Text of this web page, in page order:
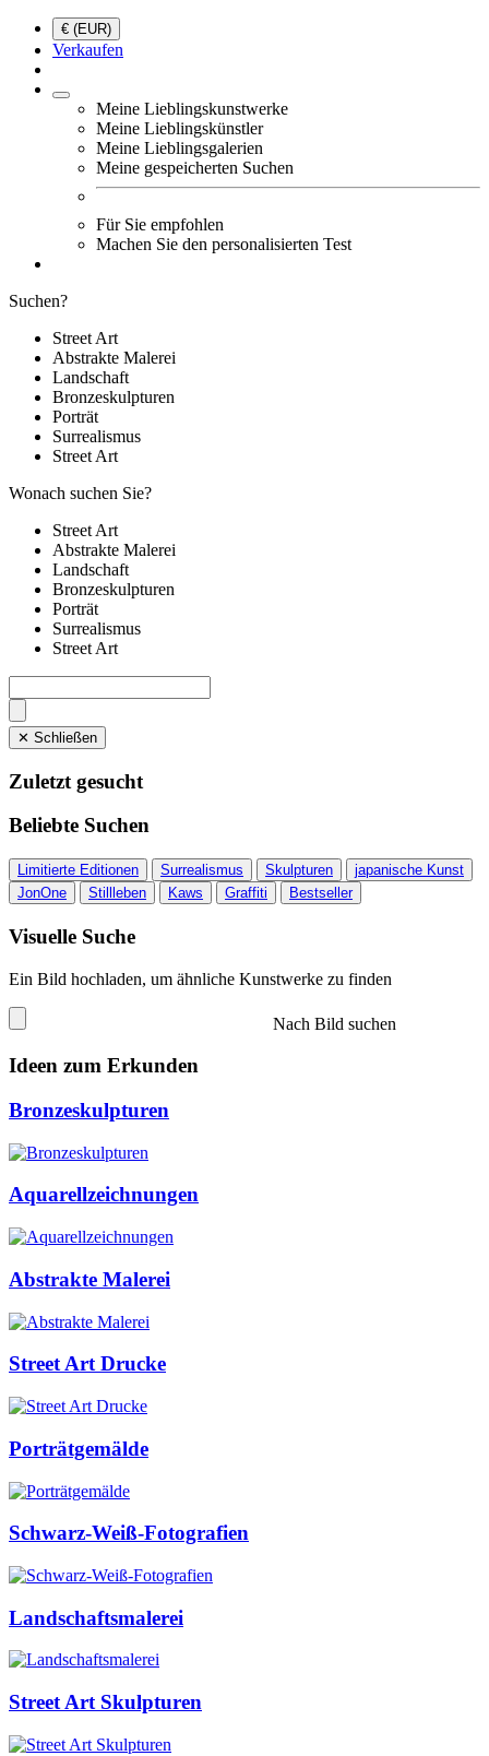
€ (EUR)
Verkaufen
Meine Lieblingskunstwerke
Meine Lieblingskünstler
Meine Lieblingsgalerien
Meine gespeicherten Suchen
Für Sie empfohlen
Machen Sie den personalisierten Test
Suchen?
Street Art
Abstrakte Malerei
Landschaft
Bronzeskulpturen
Porträt
Surrealismus
Street Art
Wonach suchen Sie?
Street Art
Abstrakte Malerei
Landschaft
Bronzeskulpturen
Porträt
Surrealismus
Street Art
✕ Schließen
Zuletzt gesucht
Beliebte Suchen
Limitierte Editionen Surrealismus Skulpturen
japanische Kunst
JonOne
Stillleben Kaws Graffiti Bestseller
Visuelle Suche
Ein Bild hochladen, um ähnliche Kunstwerke zu finden
Nach Bild suchen
Ideen zum Erkunden
Bronzeskulpturen
Aquarellzeichnungen
Abstrakte Malerei
Street Art Drucke
Porträtgemälde
Schwarz-Weiß-Fotografien
Landschaftsmalerei
Street Art Skulpturen